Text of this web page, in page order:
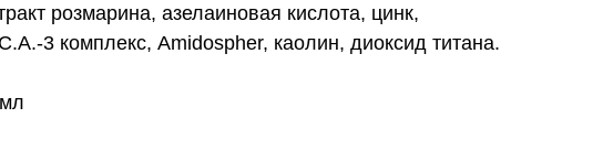
розмарина, азелаиновая кислота, цинк,
3 комплекс, Amidospher, каолин, диоксид титана.